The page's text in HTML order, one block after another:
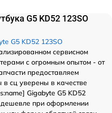
G5 KD52 123SO
G5 KD52 123SO
сервисном
с огромным опытом - от
предоставляем
сц уверены в качестве
Gigabyte G5 KD52
дешевле при оформлении